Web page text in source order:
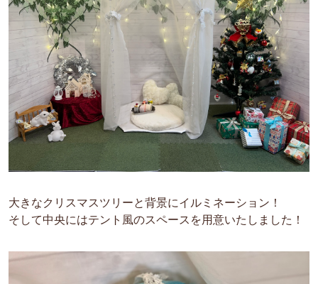
大きなクリスマスツリーと背景にイルミネーション！
そして中央にはテント風のスペースを用意いたしました！